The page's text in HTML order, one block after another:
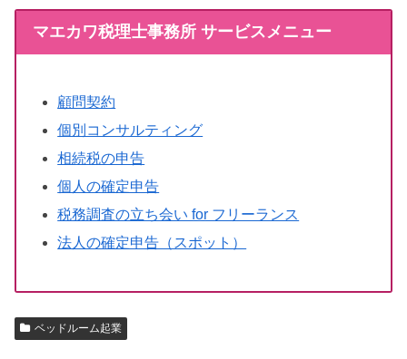
マエカワ税理士事務所 サービスメニュー
顧問契約
個別コンサルティング
相続税の申告
個人の確定申告
税務調査の立ち会い for フリーランス
法人の確定申告（スポット）
ベッドルーム起業